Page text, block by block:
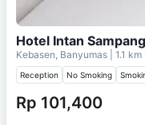
Hotel Intan
Kebasen, Banyumas | 1.1
Reception No Smoking
Rp 101,400